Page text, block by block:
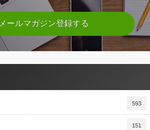
メールマガジン登録する
593
151